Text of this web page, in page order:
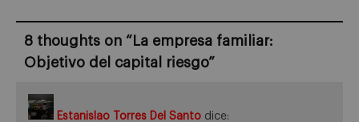
8 thoughts on “ La empresa familiar:
Objetivo del capital riesgo”
Estanislao Torres Del Santo dice: